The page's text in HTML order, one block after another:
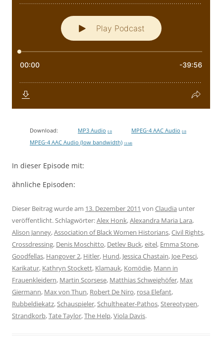
Download: MP3 Audio 0 B MPEG-4 AAC Audio 0 B
MPEG-4 AAC Audio (low bandwidth) 13 MB
In dieser Episode mit:
ähnliche Episoden:
Dieser Beitrag wurde am 13. Dezember 2011 von Claudia unter
veröffentlicht. Schlagwörter:Alex Honk,Alexandra Maria Lara,
Alison Janney,Association of Black Women Historians,Civil Rights,
Crossdressing, Denis Moschitto, Detlev Buck,eitel, Emma Stone,
Goodfellas, Hangover 2, Hitler, Hund, Jessica Chastain, Joe Pesci,
Karikatur, Kathryn Stockett, Klamauk, Komödie, Mann in
Frauenkleidern, Martin Scorsese, Matthias Schweighöfer, Max
Giermann, Max von Thun, Robert De Niro, rosa Elefant,
Rubbeldiekatz, Schauspieler, Schultheater-Pathos, Stereotypen,
Strandkorb,Tate Taylor,The Help,Viola Davis.